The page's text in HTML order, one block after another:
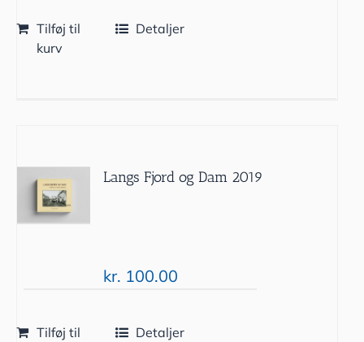
Tilføj til
kurv
Detaljer
Langs Fjord og Dam 2019
kr. 100.00
Tilføj til
Detaljer